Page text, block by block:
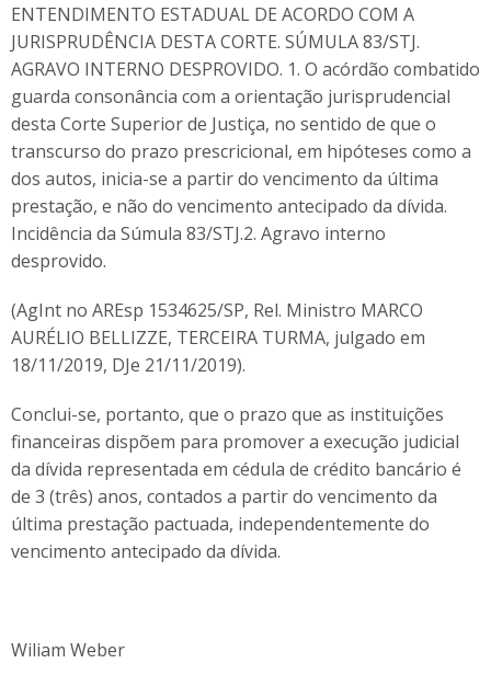
ENTENDIMENTO ESTADUAL DE ACORDO COM A
JURISPRUDÊNCIA DESTA CORTE. SÚMULA 83/STJ.
AGRAVO INTERNO DESPROVIDO. 1. O acórdão combatido
guarda consonância com a orientação jurisprudencial
desta Corte Superior de Justiça, no sentido de que o
transcurso do prazo prescricional, em hipóteses como a
dos autos, inicia-se a partir do vencimento da última
prestação, e não do vencimento antecipado da dívida.
Incidência da Súmula 83/STJ.2. Agravo interno
desprovido.
(AgInt no AREsp 1534625/SP, Rel. Ministro MARCO
AURÉLIO BELLIZZE, TERCEIRA TURMA, julgado em
18/11/2019, DJe 21/11/2019).
Conclui-se, portanto, que o prazo que as instituições
financeiras dispõem para promover a execução judicial
da dívida representada em cédula de crédito bancário é
de 3 (três) anos, contados a partir do vencimento da
última prestação pactuada, independentemente do
vencimento antecipado da dívida.
Wiliam Weber